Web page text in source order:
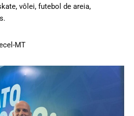
vôlei, futebol de areia,
MT